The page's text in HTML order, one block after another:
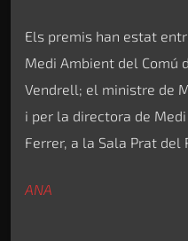
Els premis han estat
Medi Ambient del Comú
Vendrell; el ministre de
i per la directora de
Ferrer, a la Sala Prat del
ANA